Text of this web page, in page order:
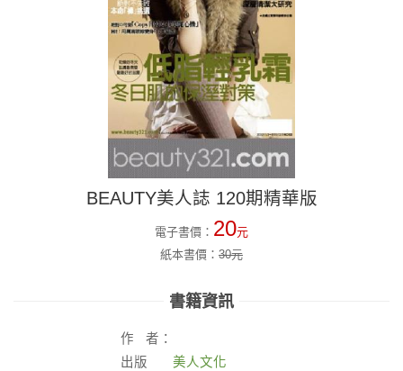
BEAUTY美人誌 120期精華版
電子書價： 20元
紙本書價： 30元
書籍資訊
作
者：
出版
美人文化